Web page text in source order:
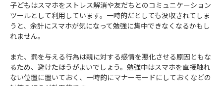
子どもはスマホをストレス解消や友だちとのコミュニケーション
ツールとして利用しています。一時的だとしても没収されてしま
うと、余計にスマホが気になって勉強に集中できなくなるかもし
れません。
また、罰を与える行為は親に対する感情を悪化させる原因ともな
るため、避けたほうがよいでしょう。勉強中はスマホを直接触れ
ない位置に置いておく、一時的にマナーモードにしておくなどの